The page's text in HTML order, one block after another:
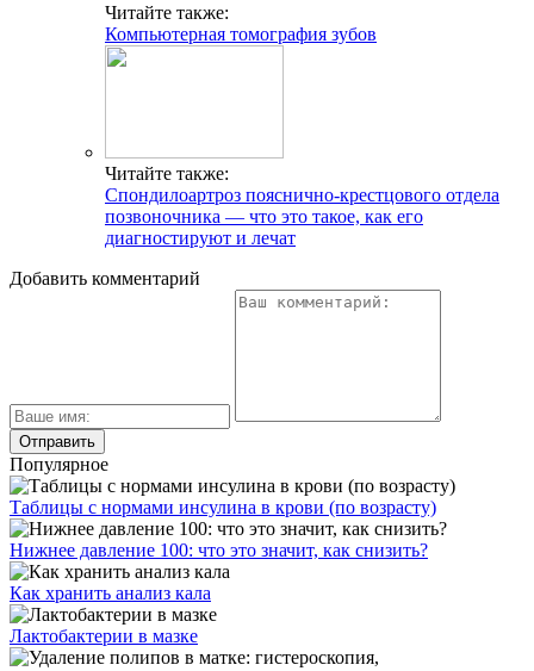
Читайте также:
Компьютерная томография зубов
Читайте также:
Спондилоартроз пояснично-крестцового отдела
позвоночника — что это такое, как его
диагностируют и лечат
Добавить комментарий
Популярное
Таблицы с нормами инсулина в крови (по возрасту)
Нижнее давление 100: что это значит, как снизить?
Как хранить анализ кала
Лактобактерии в мазке